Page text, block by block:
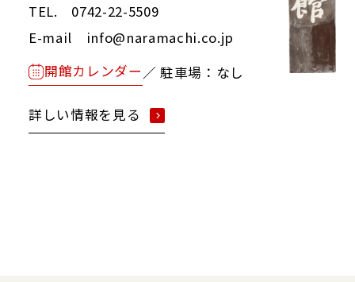
TEL. 0742-22-5509
E-mail info@naramachi.co.jp
開館カレンダー ／ 駐車場：なし
詳しい情報を見る